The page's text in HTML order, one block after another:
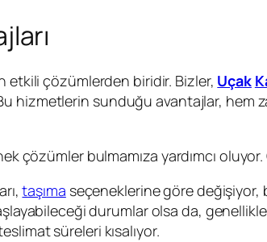
etkili çözümlerden biridir. Bizler, Uçak
hizmetlerin sunduğu avantajlar, hem
çözümler bulmamıza yardımcı
taşıma seçeneklerine göre
durumlar olsa da, genellikle
süreleri kısalıyor.